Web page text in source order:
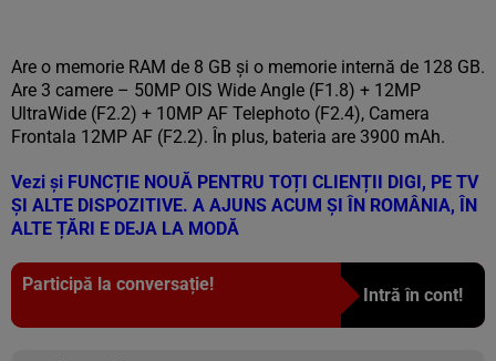
Are o memorie RAM de 8 GB și o memorie internă de 128 GB.
Are 3 camere – 50MP OIS Wide Angle (F1.8) + 12MP
UltraWide (F2.2) + 10MP AF Telephoto (F2.4), Camera
Frontala 12MP AF (F2.2). În plus, bateria are 3900 mAh.
Vezi și FUNCȚIE NOUĂ PENTRU TOȚI CLIENȚII DIGI, PE TV
ȘI ALTE DISPOZITIVE. A AJUNS ACUM ȘI ÎN ROMÂNIA, ÎN
ALTE ȚĂRI E DEJA LA MODĂ
Participă la conversație!
Intră în cont!